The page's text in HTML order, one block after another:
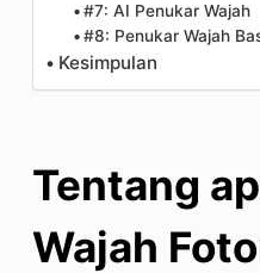
#7: AI Penukar Wajah
#8: Penukar Wajah
Kesimpulan
Tentang
Wajah